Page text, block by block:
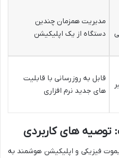
مدیریت همزمان چندین
دستگاه از یک اپلیکیشن
قابل به روزرسانی با قابلیت
های جدید نرم افزاری
های کاربردی
فیزیکی و اپلیکیشن هوشمند به